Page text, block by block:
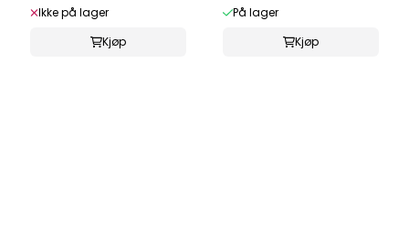
Ikke på lager
Kjøp
På lager
Kjøp